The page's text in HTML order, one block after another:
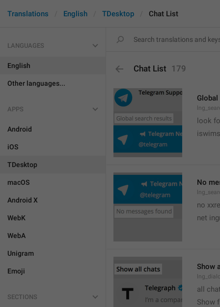
Translations English TDesktop Chat List
LANGUAGES
English
Other languages...
APPS
Android
iOS
TDesktop
macOS
Android X
WebK
WebA
Unigram
Emoji
SECTIONS
Chat List 179
look
iswims
No
no
net
Show
all
Show